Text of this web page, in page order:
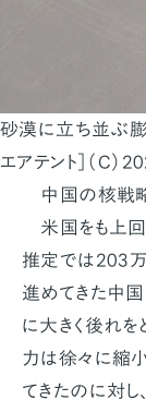
砂漠に立ち並ぶ膨
エアテント］（C
中国の核戦略
米国をも上
推定では203万
進めてきた中
に大きく後れを
力は徐々に縮
てきたのに対